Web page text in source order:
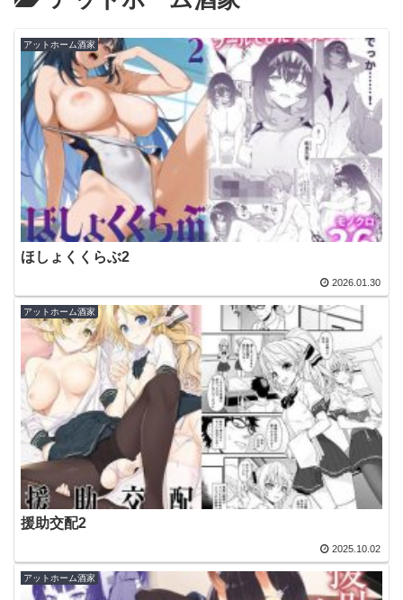
アットホーム酒家
ほしょくくらぶ2
2026.01.30
アットホーム酒家
援助交配2
2025.10.02
アットホーム酒家